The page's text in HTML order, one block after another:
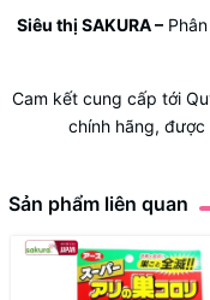
Siêu thị SAKURA –Phân
Cam kết cung cấp tới
chính hãng,
Sản phẩm liên quan